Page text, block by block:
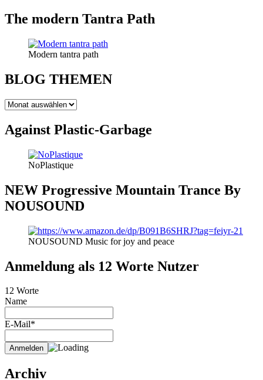
The modern Tantra Path
Modern tantra path
BLOG THEMEN
BLOG
Against Plastic-Garbage
NoPlastique
NEW Progressive Mountain Trance By
NOUSOUND
NOUSOUND Music for joy and peace
Anmeldung als 12 Worte Nutzer
12 Worte
Name
E-Mail*
Archiv